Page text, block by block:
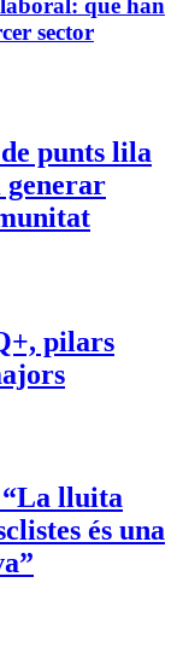
laboral: què han
sector
punts lila
generar
pilars
“La lluita
és una